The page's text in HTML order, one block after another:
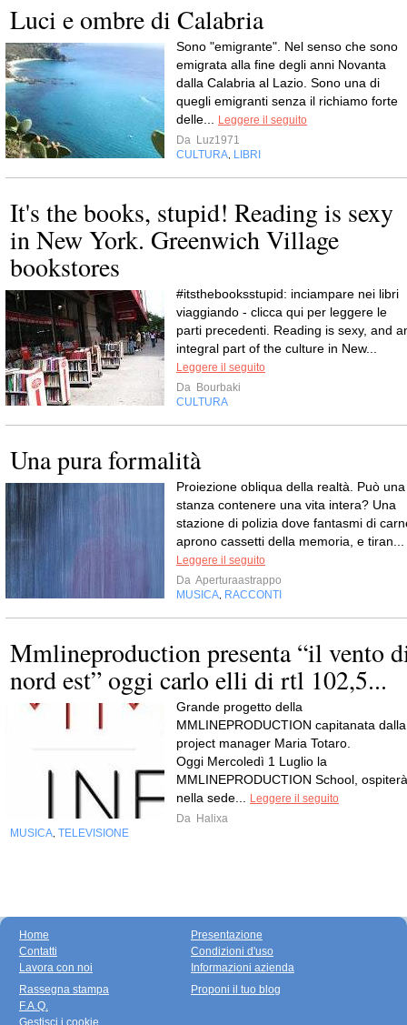
Luci e ombre di Calabria
Sono "emigrante". Nel senso che sono
emigrata alla fine degli anni Novanta
dalla Calabria al Lazio. Sono una di
quegli emigranti senza il richiamo forte
delle...
Leggere il seguito
Da Luz1971
CULTURA LIBRI
It's the books, stupid! Reading is sexy
in New York. Greenwich Village
bookstores
#itsthebooksstupid: inciampare nei libri
viaggiando - clicca qui per leggere le
parti precedenti. Reading is sexy, and
integral part of the culture in New...
Leggere il seguito
Da Bourbaki
CULTURA
Una pura formalità
Proiezione obliqua della realtà. Può una
stanza contenere una vita intera? Una
stazione di polizia dove fantasmi di
aprono cassetti della memoria, e tiran...
Leggere il seguito
Da Aperturaastrappo
MUSICA RACCONTI
Mmlineproduction presenta “il vento
nord est” oggi carlo elli di rtl 102,5...
Grande progetto della
MMLINEPRODUCTION capitanata dalla
project manager Maria Totaro.
Oggi Mercoledì 1 Luglio la
MMLINEPRODUCTION School, ospiterà
nella sede...
Leggere il seguito
Da Halixa
MUSICA TELEVISIONE
Home
Contatti
Lavora con noi
Presentazione
Condizioni d'uso
Informazioni azienda
Rassegna stampa
F.A.Q.
Gestisci i cookie
Proponi il tuo blog